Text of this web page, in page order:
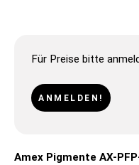
Für Preise bitte
ANMELDEN!
Amex Pigmente AX-